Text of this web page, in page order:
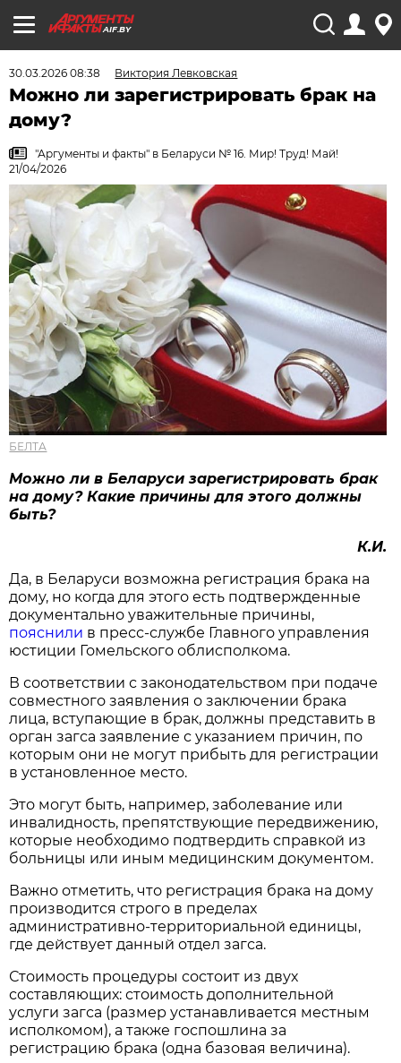
AIF.BY
30.03.2026 08:38 Виктория Левковская
Можно ли зарегистрировать брак на
дому?
"Аргументы и факты" в Беларуси № 16. Мир! Труд! Май!
21/04/2026
БЕЛТА
Можно ли в Беларуси зарегистрировать брак
на дому? Какие причины для этого должны
быть?
К.И.
Да, в Беларуси возможна регистрация брака на
дому, но когда для этого есть подтвержденные
документально уважительные причины,
пояснили в пресс-службе Главного управления
юстиции Гомельского облисполкома.
В соответствии с законодательством при подаче
совместного заявления о заключении брака
лица, вступающие в брак, должны представить в
орган загса заявление с указанием причин, по
которым они не могут прибыть для регистрации
в установленное место.
Это могут быть, например, заболевание или
инвалидность, препятствующие передвижению,
которые необходимо подтвердить справкой из
больницы или иным медицинским документом.
Важно отметить, что регистрация брака на дому
производится строго в пределах
административно-территориальной единицы,
где действует данный отдел загса.
Стоимость процедуры состоит из двух
составляющих: стоимость дополнительной
услуги загса (размер устанавливается местным
исполкомом), а также госпошлина за
регистрацию брака (одна базовая величина).